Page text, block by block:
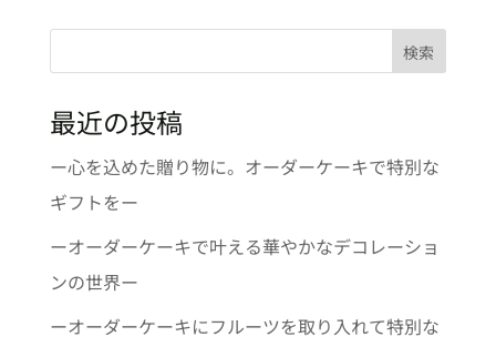
検索
最近の投稿
ー心を込めた贈り物に。オーダーケーキで特別な
ギフトをー
ーオーダーケーキで叶える華やかなデコレーショ
ンの世界ー
ーオーダーケーキにフルーツを取り入れて特別な